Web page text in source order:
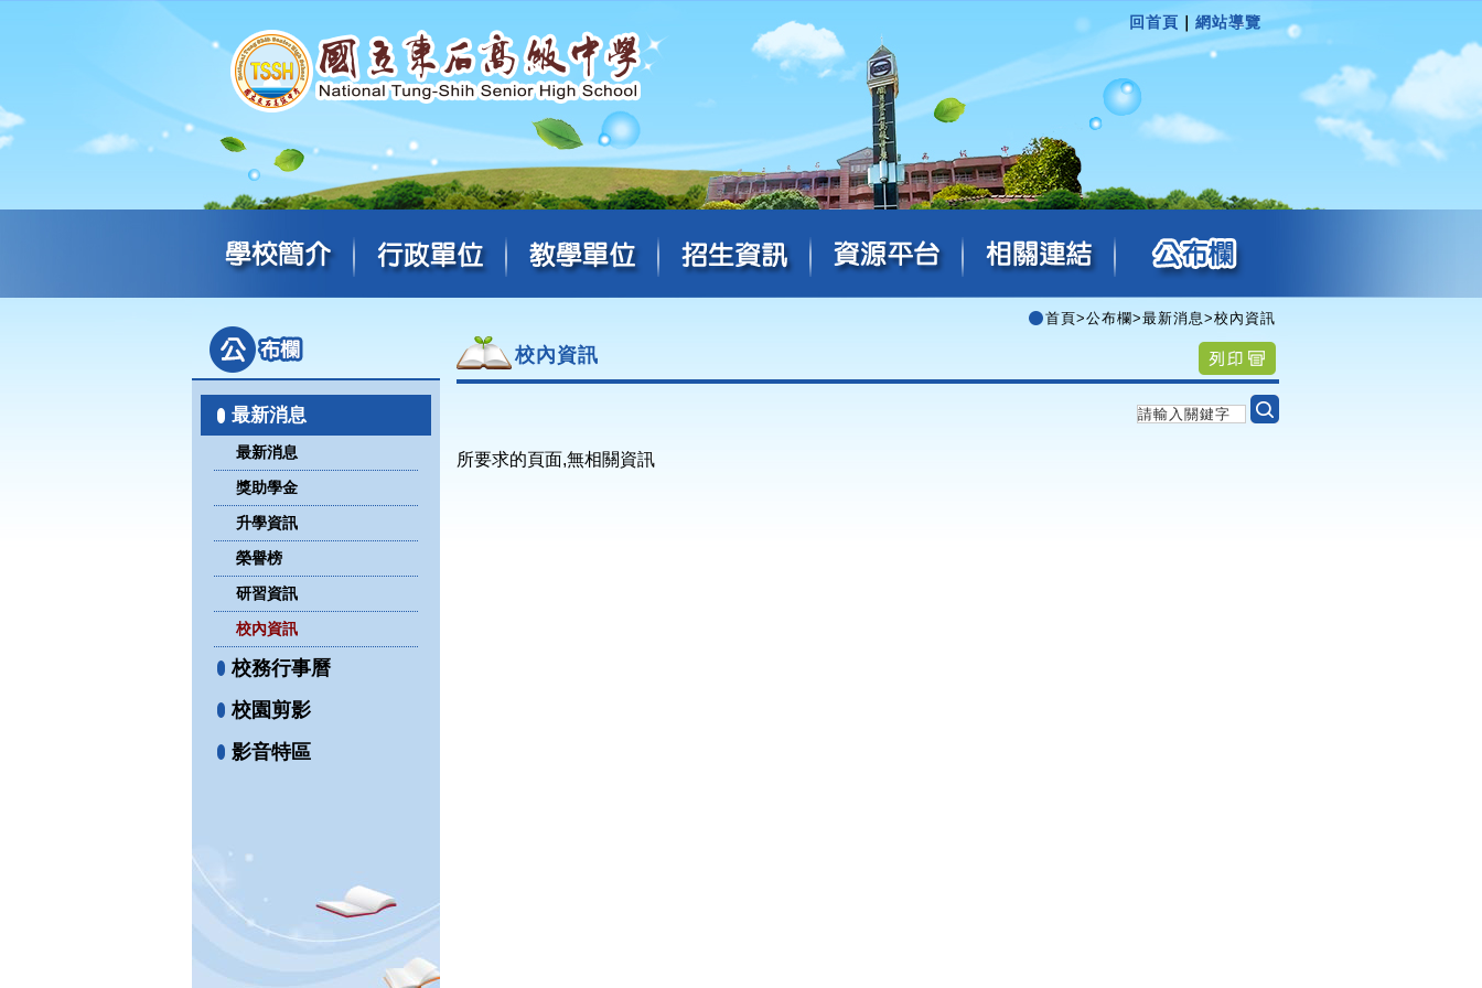
回首頁 網站導覽
最新消息
最新消息
獎助學金
升學資訊
榮譽榜
研習資訊
校內資訊
校務行事曆
校園剪影
影音特區
首頁>公布欄>最新消息>校內資訊
校內資訊
所要求的頁面,無相關資訊